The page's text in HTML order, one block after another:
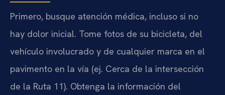
Primero, busque atención médica, incluso si no
hay dolor inicial. Tome fotos de su bicicleta, del
vehículo involucrado y de cualquier marca en el
pavimento en la vía (ej. Cerca de la intersección
de la Ruta 11). Obtenga la información del